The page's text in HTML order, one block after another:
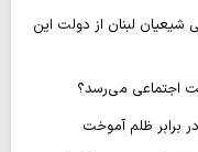
لبنان از دولت این
اجتماعی می‌رسد؟
برابر ظلم آموخت